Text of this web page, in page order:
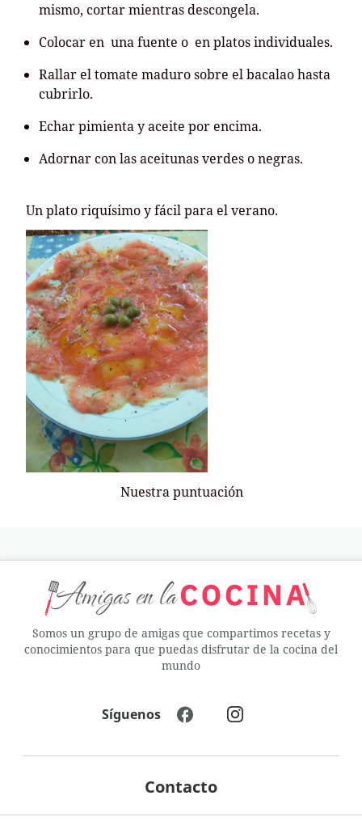
mismo, cortar mientras descongela.
Colocar en una fuente o en platos individuales.
Rallar el tomate maduro sobre el bacalao hasta
cubrirlo.
Echar pimienta y aceite por encima.
Adornar con las aceitunas verdes o negras.
Un plato riquísimo y fácil para el verano.
Nuestra puntuación
Somos un grupo de amigas que compartimos recetas y
conocimientos para que puedas disfrutar de la cocina del
mundo
Contacto
Síguenos